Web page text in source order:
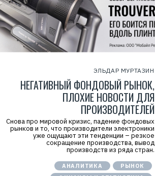
ЭЛЬДАР МУРТАЗИН
НЕГАТИВНЫЙ ФОНДОВЫЙ РЫНОК,
ПЛОХИЕ НОВОСТИ ДЛЯ
ПРОИЗВОДИТЕЛЕЙ
Снова про мировой кризис, падение фондовых
рынков и то, что производители электроники
уже ощущают эти тенденции – резкое
сокращение производства, вывод
производств из ряда стран.
АНАЛИТИКА
РЫНОК